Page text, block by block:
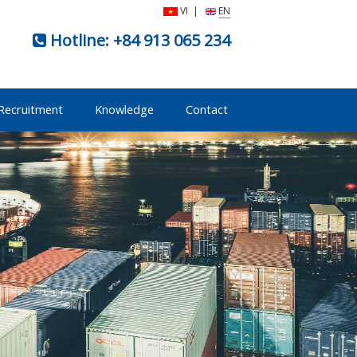
VI | EN
Hotline: +84 913 065 234
Knowledge Contact